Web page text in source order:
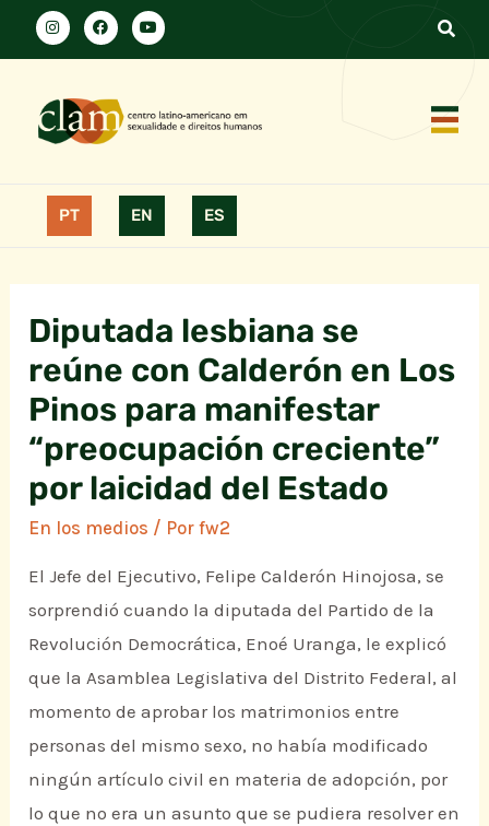
PT EN ES
Diputada lesbiana se
reúne con Calderón en Los
Pinos para manifestar
“preocupación creciente”
por laicidad del Estado
En los medios / Porfw2
El Jefe del Ejecutivo, Felipe Calderón Hinojosa, se
sorprendió cuando la diputada del Partido de la
Revolución Democrática, Enoé Uranga, le explicó
que la Asamblea Legislativa del Distrito Federal, al
momento de aprobar los matrimonios entre
personas del mismo sexo, no había modificado
ningún artículo civil en materia de adopción, por
lo que no era un asunto que se pudiera resolver en